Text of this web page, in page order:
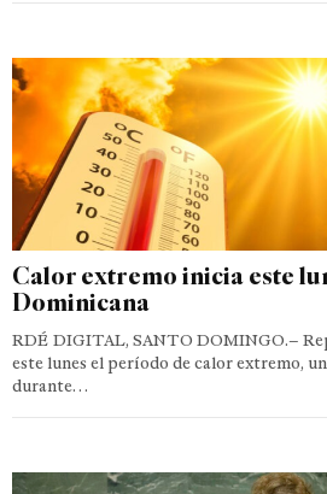
Calor extremo inicia este
Dominicana
RDÉ DIGITAL, SANTO DOMINGO.–
este lunes el período de calor extremo,
durante…